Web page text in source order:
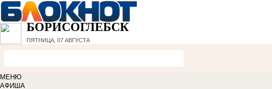
БОРИСОГЛЕБСК
ПЯТНИЦА, 07 АВГУСТА
МЕНЮ
АФИША